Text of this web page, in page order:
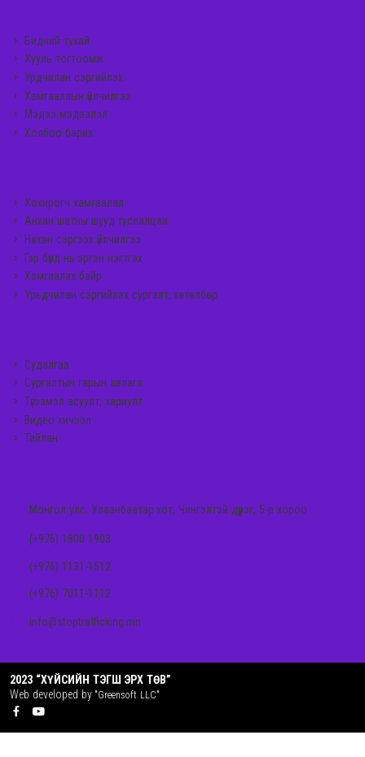
Бидний тухай
Хууль тогтоомж
Урдчилан сэргийлэх
Хамгааллын үйлчилгээ
Мэдээ мэдээлэл
Холбоо барих
Хохирогч хамгаалал
Анхан шатны шууд туслалцаа
Нөхөн сэргээх үйлчилгээ
Гэр бүлд нь эргэн нэгтгэх
Хамгаалах байр
Урьдчилан сэргийлэх сургалт, хөтөлбөр
Судалгаа
Сургалтын гарын авлага
Түгээмэл асуулт, хариулт
Видео хичээл
Тайлан
Монгол улс, Улаанбаатар хот, Чингэлтэй дүүрэг, 5-р хороо
(+976) 1800 1903
(+976) 1131-1512
(+976) 7011-1112
info@stoptrafficking.mn
2023 “ХҮЙСИЙН ТЭГШ ЭРХ ТӨВ”
Web developed by "Greensoft LLC"